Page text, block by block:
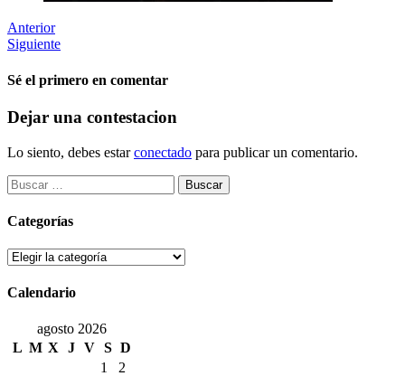
Anterior
Siguiente
Sé el primero en comentar
Dejar una contestacion
Lo siento, debes estarconectado para publicar un comentario.
Buscar:
Categorías
Categorías
Calendario
agosto 2026
L M X J V S D
1
2